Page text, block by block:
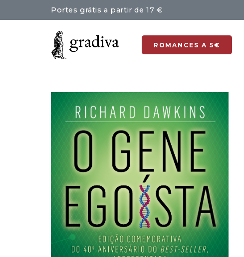
Portes grátis a partir de 17 €
ROMANCES A 5€